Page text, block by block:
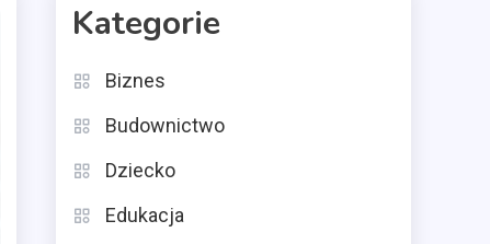
Kategorie
Biznes
Budownictwo
Dziecko
Edukacja